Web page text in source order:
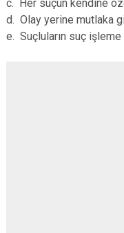
c. Her suçun kendine
d. Olay yerine mutlaka
e. Suçluların suç